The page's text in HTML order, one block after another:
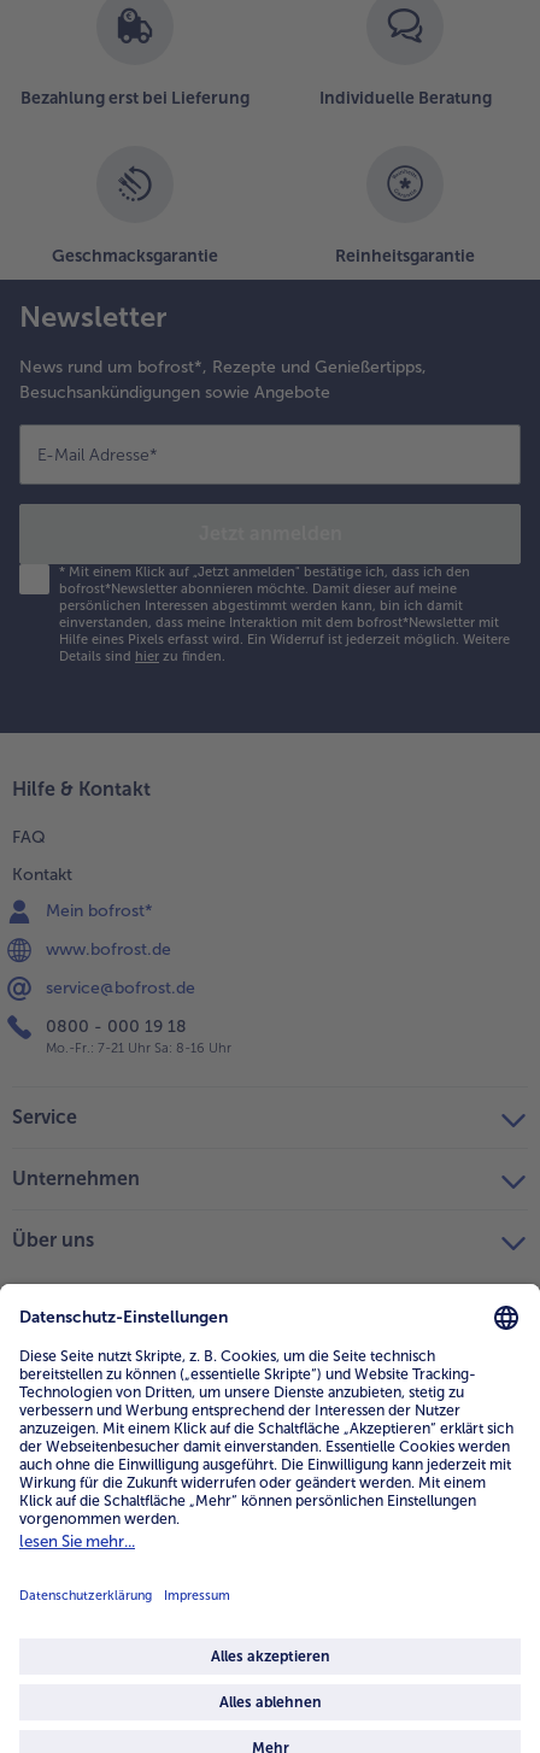
Bezahlung erst bei Lieferung Individuelle Beratung
Geschmacksgarantie Reinheitsgarantie
Newsletter
News rund um bofrost*, Rezepte und Genießertipps,
Besuchsankündigungen sowie Angebote
E-Mail Adresse*
* Mit einem Klick auf „Jetzt anmelden" bestätige ich, dass ich den
bofrost*Newsletter abonnieren möchte. Damit dieser auf meine
persönlichen Interessen abgestimmt werden kann, bin ich damit
einverstanden, dass meine Interaktion mit dem bofrost*Newsletter mit
Hilfe eines Pixels erfasst wird. Ein Widerruf ist jederzeit möglich. Weitere
Details sind hier zu finden.
Hilfe & Kontakt
FAQ
Kontakt
Mein bofrost*
www.bofrost.de
service@bofrost.de
0800 - 000 19 18
Mo.-Fr.: 7-21 Uhr Sa: 8-16 Uhr
Service
Unternehmen
Über uns
Land / Sprache wählen